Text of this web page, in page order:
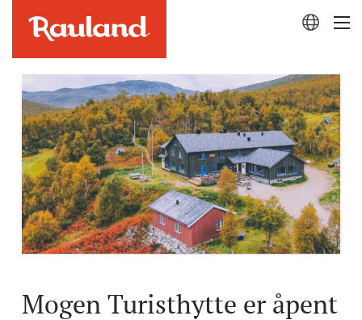
Mogen Turisthytte er åpent